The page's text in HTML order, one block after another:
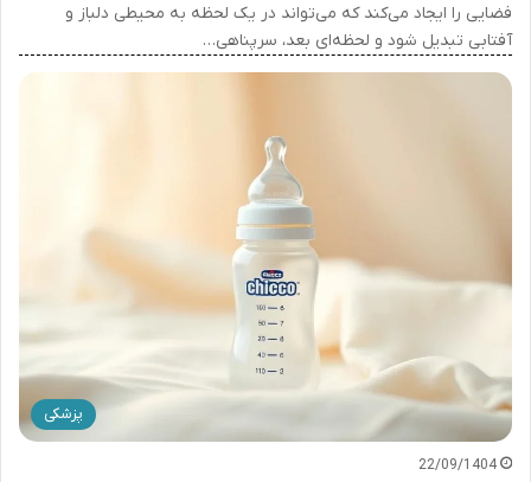
فضایی را ایجاد می‌کند که می‌تواند در یک لحظه به محیطی دلباز و
آفتابی تبدیل شود و لحظه‌ای بعد، سرپناهی…
پزشکی
22/09/1404